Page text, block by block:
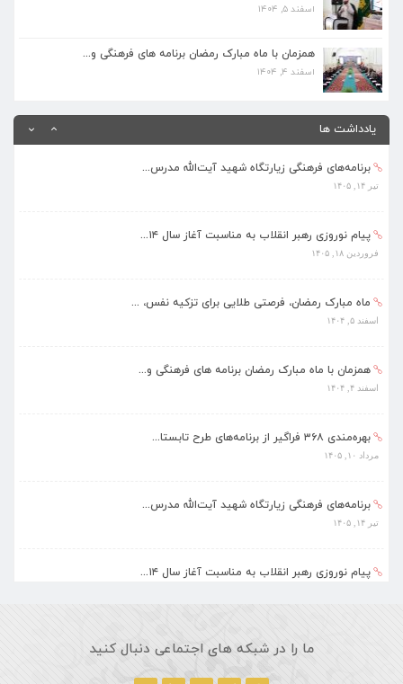
اسفند ۵, ۱۴۰۴
همزمان با ماه مبارک رمضان برنامه های فرهنگی و...
اسفند ۴, ۱۴۰۴
یادداشت ها
همزمان با ماه مبارک رمضان برنامه های فرهنگی و...
اسفند ۴, ۱۴۰۴
مرداد ۱۰, ۱۴۰۵
برنامه‌های فرهنگی زیارتگاه شهید آیت‌الله مدرس...
تیر ۱۴, ۱۴۰۵
پیام نوروزی رهبر انقلاب به مناسبت آغاز سال ۱۴...
فروردین ۱۸, ۱۴۰۵
ماه مبارک رمضان، فرصتی طلایی برای تزکیه نفس، ...
اسفند ۵, ۱۴۰۴
همزمان با ماه مبارک رمضان برنامه های فرهنگی و...
اسفند ۴, ۱۴۰۴
بهره‌مندی ۳۶۸ فراگیر از برنامه‌های طرح تابستا...
مرداد ۱۰, ۱۴۰۵
برنامه‌های فرهنگی زیارتگاه شهید آیت‌الله مدرس...
تیر ۱۴, ۱۴۰۵
پیام نوروزی رهبر انقلاب به مناسبت آغاز سال ۱۴...
ماه مبارک رمضان، فرصتی طلایی برای تزکیه نفس، ...
ما را در شبکه های اجتماعی دنبال کنید